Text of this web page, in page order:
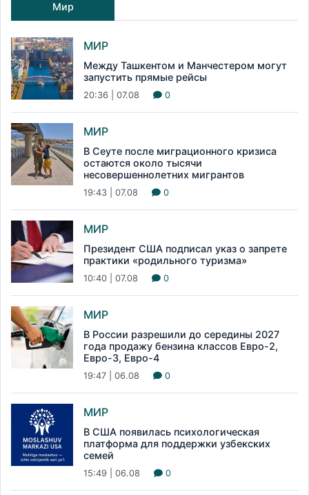
Мир
МИР
Между Ташкентом и Манчестером могут
запустить прямые рейсы
20:36 | 07.08 0
МИР
В Сеуте после миграционного кризиса
остаются около тысячи
несовершеннолетних мигрантов
19:43 | 07.08 0
МИР
Президент США подписал указ о запрете
практики «родильного туризма»
10:40 | 07.08 0
МИР
В России разрешили до середины 2027
года продажу бензина классов Евро-2,
Евро-3, Евро-4
19:47 | 06.08 0
МИР
В США появилась психологическая
платформа для поддержки узбекских
семей
15:49 | 06.08 0